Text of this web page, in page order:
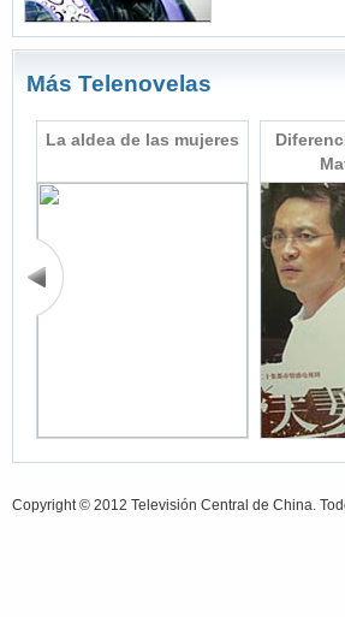
Más Telenovelas
La aldea de las mujeres
Copyright © 2012 Televisión Central de China.